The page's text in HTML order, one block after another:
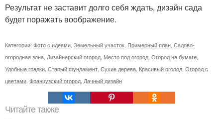
Результат не заставит долго себя ждать, дизайн сада
будет поражать воображение.
Категории: Фото с идеями Земельный участок Примерный план Садово-
огородная зона Дизайнерский огород Место под огород Огород на бумаге
Удобные грядки Старый фундамент Сухие дерева Красивый огород Огород с
цветами Французский огород Дачный дизайн
Читайте также